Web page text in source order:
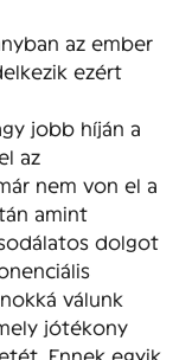
az ember
ezért
jobb híján a
az
nem von el a
amint
dolgot
válunk
jótékony
Ennek egyik